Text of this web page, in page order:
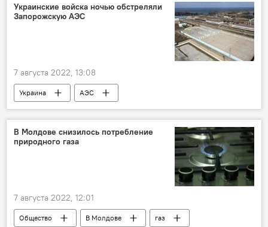
Украинские войска ночью обстреляли
Запорожскую АЭС
7 августа 2022, 13:08
Украина
АЭС
Спецоперация России по защите Донбасса
В Молдове снизилось потребление
природного газа
7 августа 2022, 12:01
Общество В Молдове газ